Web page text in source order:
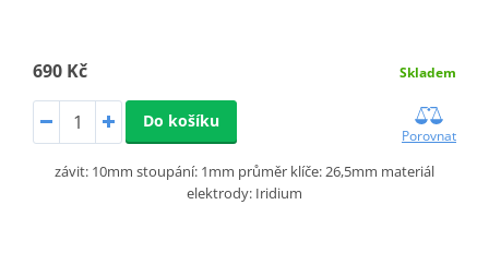
690 Kč Skladem
Do košíku
Porovnat
závit: 10mm stoupání: 1mm průměr klíče: 26,5mm materiál
elektrody: Iridium